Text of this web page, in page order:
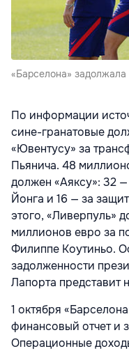
«Барселона»
По информации
сине-гранатовые
«Ювентусу» за
Пьянича. 48
должен «Аяксу»: 32
Йонга и 16 — за
этого, «Ливерпуль»
миллионов евро за
Филиппе Коутиньо.
задолженности
Лапорта представит
1 октября
финансовый отчет и
Операционные